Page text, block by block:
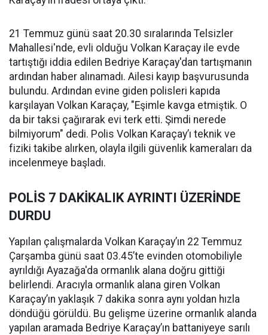
21 Temmuz günü saat 20.30 sıralarında Telsizler
Mahallesi'nde, evli olduğu Volkan Karaçay ile evde
tartıştığı iddia edilen Bedriye Karaçay'dan tartışmanın
ardından haber alınamadı. Ailesi kayıp başvurusunda
bulundu. Ardından evine giden polisleri kapıda
karşılayan Volkan Karaçay, "Eşimle kavga etmiştik. O
da bir taksi çağırarak evi terk etti. Şimdi nerede
bilmiyorum" dedi. Polis Volkan Karaçay’ı teknik ve
fiziki takibe alırken, olayla ilgili güvenlik kameraları da
incelenmeye başladı.
POLİS 7 DAKİKALIK AYRINTI ÜZERİNDE
DURDU
Yapılan çalışmalarda Volkan Karaçay’ın 22 Temmuz
Çarşamba günü saat 03.45’te evinden otomobiliyle
ayrıldığı Ayazağa'da ormanlık alana doğru gittiği
belirlendi. Aracıyla ormanlık alana giren Volkan
Karaçay’ın yaklaşık 7 dakika sonra aynı yoldan hızla
döndüğü görüldü. Bu gelişme üzerine ormanlık alanda
yapılan aramada Bedriye Karaçay’ın battaniyeye sarılı